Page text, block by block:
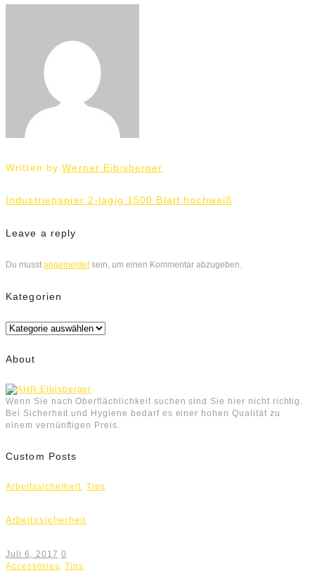
Written byWerner Eibisberger
Beitrags-
Navigation
Industriepapier 2-lagig 1500 Blatt hochweiß
Leave a reply
Du musst angemeldetsein, um einen Kommentar abzugeben.
Kategorien
Kategorien
About
Wenn Sie nach Oberflächlichkeit suchen sind Sie hier nicht richtig.
Bei Sicherheit und Hygiene bedarf es einer hohen Qualität zu
einem vernünftigen Preis.
Custom Posts
Arbeitssicherheit,Tips
Arbeitssicherheit
Juli 6, 2017 0
Accessories ,Tips